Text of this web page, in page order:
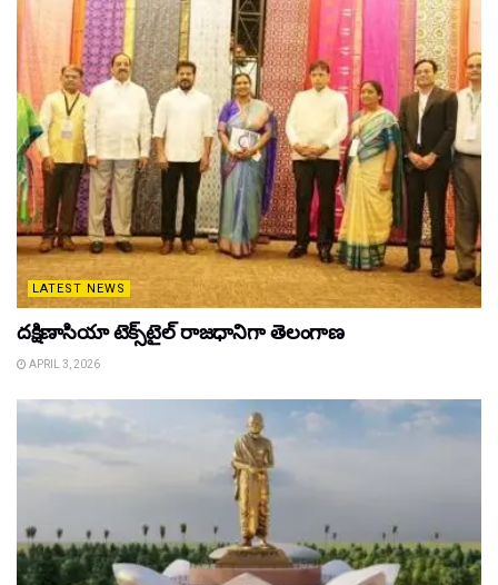
LATEST NEWS
దక్షిణాసియా టెక్స్‌టైల్ రాజధానిగా తెలంగాణ
APRIL 3, 2026